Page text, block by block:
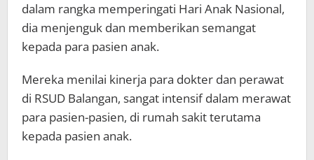
dalam rangka memperingati Hari Anak Nasional,
dia menjenguk dan memberikan semangat
kepada para pasien anak.
Mereka menilai kinerja para dokter dan perawat
di RSUD Balangan, sangat intensif dalam merawat
para pasien-pasien, di rumah sakit terutama
kepada pasien anak.